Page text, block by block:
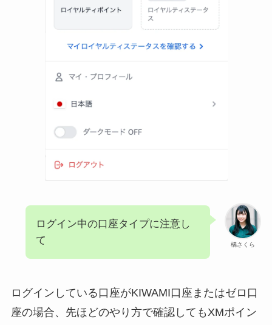
橘さくら
ログイン中の口座タイプに注意し
て
ログインしている口座がKIWAMI口座またはゼロ口
座の場合、先ほどのやり方で確認してもXMポイン